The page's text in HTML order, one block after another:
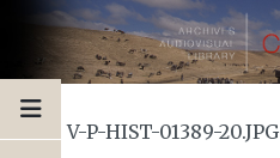
V-P-HIST-01389-20.JPG